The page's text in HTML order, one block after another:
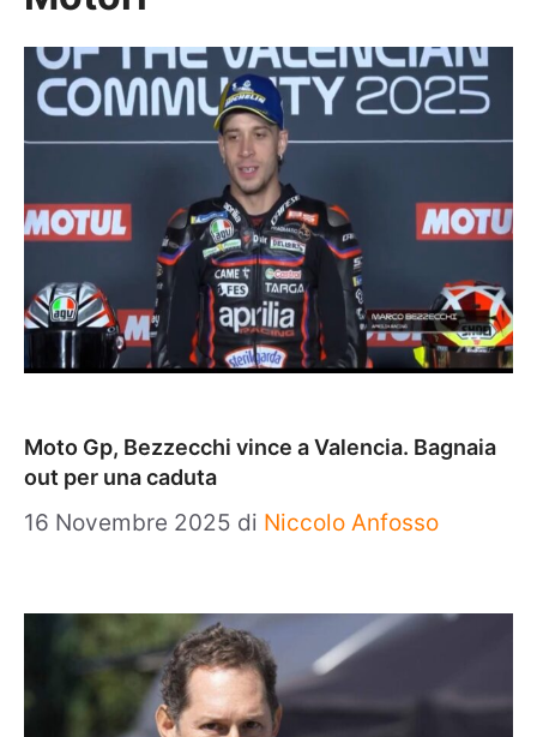
Moto Gp, Bezzecchi vince a Valencia. Bagnaia
out per una caduta
16 Novembre 2025 di Niccolo Anfosso